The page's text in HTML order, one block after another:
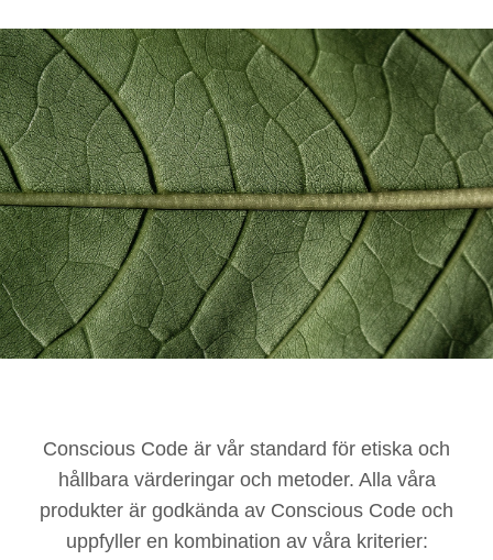
Conscious Code är vår standard för etiska och
hållbara värderingar och metoder. Alla våra
produkter är godkända av Conscious Code och
uppfyller en kombination av våra kriterier: